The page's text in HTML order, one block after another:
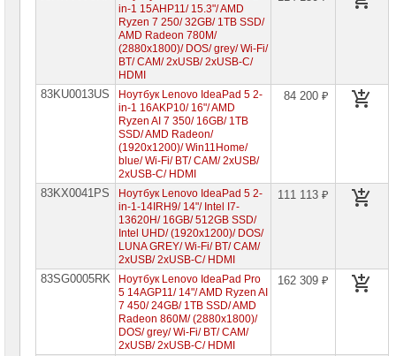
Lenovo
ThinkPad
Lenovo
LOQ
Ноутбуки
Lenovo
in-1 15AHP11/ 15.3"/ AMD
Ryzen 7 250/ 32GB/ 1TB SSD/
AMD Radeon 780M/
(2880x1800)/ DOS/ grey/ Wi-Fi/
BT/ CAM/ 2xUSB/ 2xUSB-C/
HDMI
83KU0013US
Ноутбук Lenovo IdeaPad 5 2-
in-1 16AKP10/ 16"/ AMD
Ryzen AI 7 350/ 16GB/ 1TB
SSD/ AMD Radeon/
(1920x1200)/ Win11Home/
blue/ Wi-Fi/ BT/ CAM/ 2xUSB/
2xUSB-C/ HDMI
84 200 ₽
83KX0041PS
Ноутбук Lenovo IdeaPad 5 2-
in-1-14IRH9/ 14"/ Intel I7-
13620H/ 16GB/ 512GB SSD/
Intel UHD/ (1920x1200)/ DOS/
LUNA GREY/ Wi-Fi/ BT/ CAM/
2xUSB/ 2xUSB-C/ HDMI
111 113 ₽
83SG0005RK
Ноутбук Lenovo IdeaPad Pro
5 14AGP11/ 14"/ AMD Ryzen AI
7 450/ 24GB/ 1TB SSD/ AMD
Radeon 860M/ (2880x1800)/
DOS/ grey/ Wi-Fi/ BT/ CAM/
2xUSB/ 2xUSB-C/ HDMI
162 309 ₽